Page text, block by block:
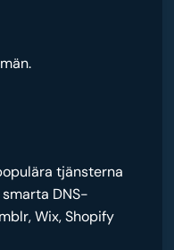
tjänsterna
DNS-
Wix, Shopify